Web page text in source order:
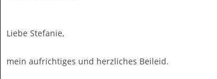
Liebe Stefanie,
mein aufrichtiges und herzliches Beileid.